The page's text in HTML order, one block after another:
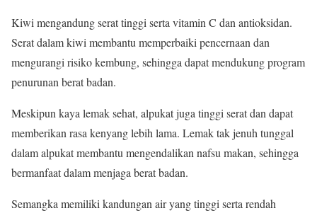
Kiwi mengandung serat tinggi serta vitamin C dan antioksidan.
Serat dalam kiwi membantu memperbaiki pencernaan dan
mengurangi risiko kembung, sehingga dapat mendukung program
penurunan berat badan.
Meskipun kaya lemak sehat, alpukat juga tinggi serat dan dapat
memberikan rasa kenyang lebih lama. Lemak tak jenuh tunggal
dalam alpukat membantu mengendalikan nafsu makan, sehingga
bermanfaat dalam menjaga berat badan.
Semangka memiliki kandungan air yang tinggi serta rendah